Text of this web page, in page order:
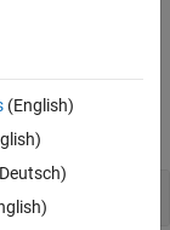
from String
(English)